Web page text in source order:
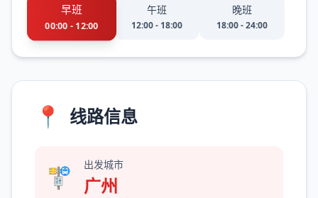
早班
00:00 - 12:00
午班
12:00 - 18:00
晚班
18:00 - 24:00
📍 线路信息
🚏 出发城市
广州